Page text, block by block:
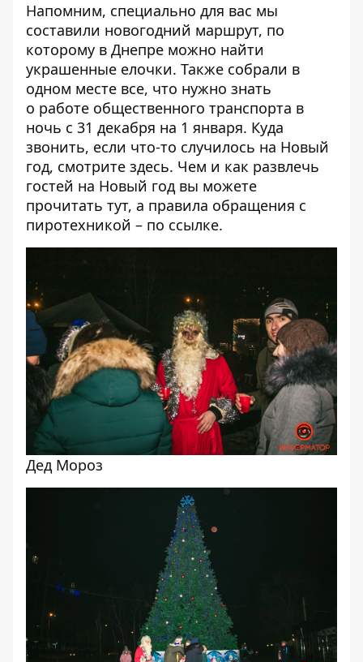
Напомним, специально для вас мы
составили новогодний маршрут, по
которому в Днепре можно найти
украшенные елочки. Также собрали в
одном месте все, что нужно знать
о работе общественного транспорта в
ночь с 31 декабря на 1 января. Куда
звонить, если что-то случилось на Новый
год, смотрите здесь. Чем и как развлечь
гостей на Новый год вы можете
прочитать тут, а правила обращения с
пиротехникой – по ссылке.
Дед Мороз